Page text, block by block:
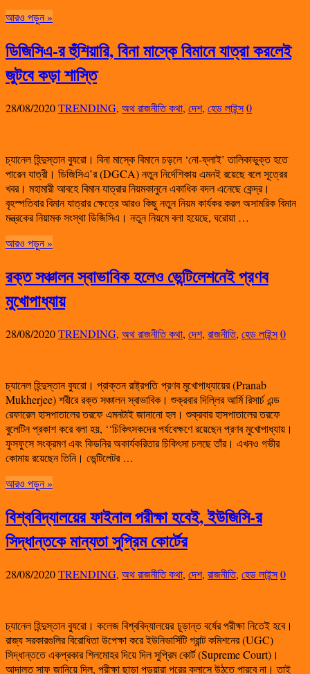
আরও পড়ুন »
ডিজিসিএ-র হুঁশিয়ারি, বিনা মাস্কে বিমানে যাত্রা করলেই
জুটবে কড়া শাস্তি
28/08/2020TRENDING, অথ রাজনীতি কথা, দেশ, হেড লাইন্স0
চ্যানেল হিন্দুস্তান ব্যুরো। বিনা মাস্কে বিমানে চড়লে ‘নো-ফ্লাই’ তালিকাভুক্ত হতে
পারেন যাত্রী। ডিজিসিএ’র (DGCA) নতুন নির্দেশিকায় এমনই রয়েছে বলে সূত্রের
খবর। মহামারী আবহে বিমান যাত্রার নিয়মকানুনে একাধিক বদল এনেছে কেন্দ্র।
বৃহস্পতিবার বিমান যাত্রার ক্ষেত্রে আরও কিছু নতুন নিয়ম কার্যকর করল অসামরিক বিমান
মন্ত্রকের নিয়ামক সংস্থা ডিজিসিএ। নতুন নিয়মে বলা হয়েছে, ঘরোয়া …
আরও পড়ুন »
রক্ত সঞ্চালন স্বাভাবিক হলেও ভেন্টিলেশনেই প্রণব
মুখোপাধ্যায়
28/08/2020TRENDING, অথ রাজনীতি কথা, দেশ, রাজনীতি, হেড লাইন্স0
চ্যানেল হিন্দুস্তান ব্যুরো।‌ প্রাক্তন রাষ্ট্রপতি প্রণব মুখোপাধ্যায়ের (Pranab
Mukherjee) শরীরে রক্ত সঞ্চালন স্বাভাবিক। শুক্রবার দিল্লির আর্মি রিসার্চ এন্ড
রেফারেল হাসপাতালের তরফে এমনটাই জানানো হল। শুক্রবার হাসপাতালের তরফে
বুলেটিন প্রকাশ করে বলা হয়, ‘‘চিকিৎসকদের পর্যবেক্ষণে রয়েছেন প্রণব মুখোপাধ্যায়।
ফুসফুসে সংক্রমণ এবং কিডনির অকার্যকরিতার চিকিৎসা চলছে তাঁর। এখনও গভীর
কোমায় রয়েছেন তিনি। ভেন্টিলেটর …
আরও পড়ুন »
বিশ্ববিদ্যালয়ের ফাইনাল পরীক্ষা হবেই, ইউজিসি-র
সিদ্ধান্তকে মান্যতা সুপ্রিম কোর্টের
28/08/2020TRENDING, অথ রাজনীতি কথা, দেশ, রাজনীতি, হেড লাইন্স0
চ্যানেল হিন্দুস্তান ব্যুরো। কলেজ বিশ্ববিদ্যালয়ের চূড়ান্ত বর্ষের পরীক্ষা নিতেই হবে।
রাজ্য সরকারগুলির বিরোধিতা উপেক্ষা করে ইউনিভার্সিটি গ্রান্ট কমিশনের (UGC)
সিদ্ধান্ততে একপ্রকার শিলমোহর দিয়ে দিল সুপ্রিম কোর্ট (Supreme Court)।
আদালত সাফ জানিয়ে দিল, পরীক্ষা ছাড়া পড়ুয়ারা পরের ক্লাসে উঠতে পারবে না। তাই